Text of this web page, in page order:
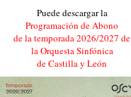
Puede descargar la
Programación de Abono
de la temporada 2026/2027 de
la Orquesta Sinfónica
de Castilla y León